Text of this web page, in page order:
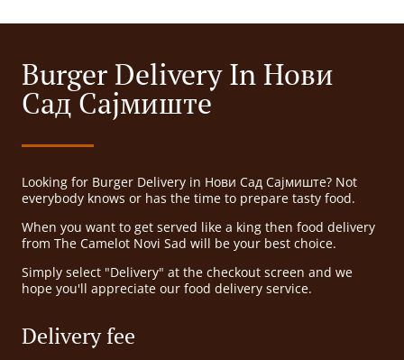
Burger Delivery In Нови
Сад Сајмиште
Looking for Burger Delivery in Нови Сад Сајмиште? Not
everybody knows or has the time to prepare tasty food.
When you want to get served like a king then food delivery
from The Camelot Novi Sad will be your best choice.
Simply select "Delivery" at the checkout screen and we
hope you'll appreciate our food delivery service.
Delivery fee